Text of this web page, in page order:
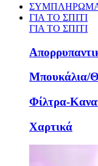
ΓΙΑ ΤΟ ΣΠΙΤΙ
ΓΙΑ ΤΟ ΣΠΙΤΙ
Μπουκάλια/
Φίλτρα-
Χαρτικά